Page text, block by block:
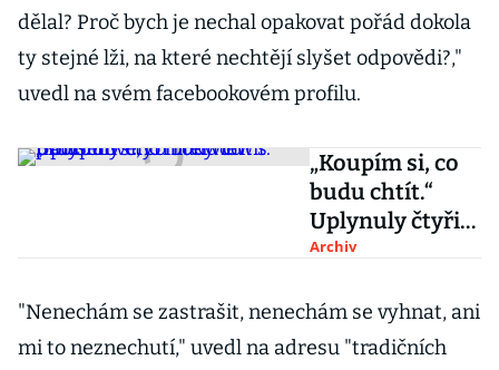
dělal? Proč bych je nechal opakovat pořád dokola
ty stejné lži, na které nechtějí slyšet odpovědi?,"
uvedl na svém facebookovém profilu.
„Koupím si, co
budu chtít.“
Uplynuly čtyři
roky od
interview s
Babišem
Archiv
"Nenechám se zastrašit, nenechám se vyhnat, ani
mi to neznechutí," uvedl na adresu "tradičních